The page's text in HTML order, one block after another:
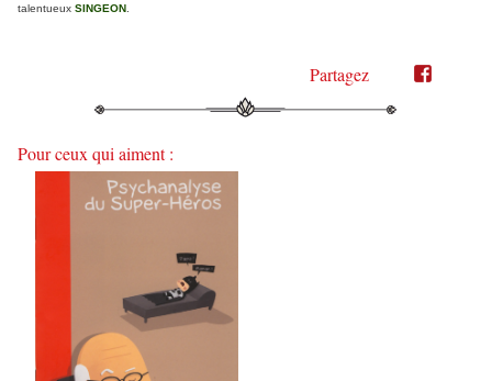
talentueux SINGEON
Partagez
Partager
Twitter"
Partager
Pour ceux qui aiment :